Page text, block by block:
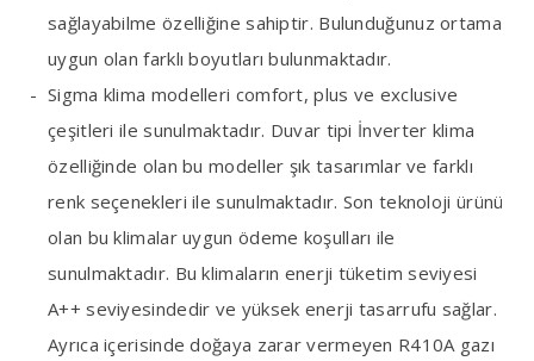
sağlayabilme özelliğine sahiptir. Bulunduğunuz ortama
uygun olan farklı boyutları bulunmaktadır.
Sigma klima modelleri comfort, plus ve exclusive
çeşitleri ile sunulmaktadır. Duvar tipi İnverter klima
özelliğinde olan bu modeller şık tasarımlar ve farklı
renk seçenekleri ile sunulmaktadır. Son teknoloji ürünü
olan bu klimalar uygun ödeme koşulları ile
sunulmaktadır. Bu klimaların enerji tüketim seviyesi
A++ seviyesindedir ve yüksek enerji tasarrufu sağlar.
Ayrıca içerisinde doğaya zarar vermeyen R410A gazı